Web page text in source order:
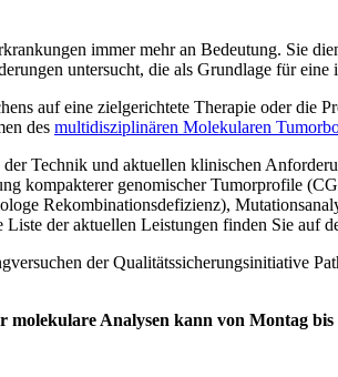
immer mehr an Bedeutung. Sie
untersucht, die als Grundlage für
auf eine zielgerichtete Therapie oder die
des multidisziplinären Molekularen
Technik und aktuellen klinischen
kompakterer genomischer Tumorprofile
Rekombinationsdefizienz),
der aktuellen Leistungen finden Sie auf
der Qualitätssicherungsinitiative
Analysen kann von Montag